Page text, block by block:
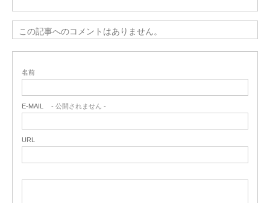
この記事へのコメントはありません。
名前
E-MAIL - 公開されません -
URL